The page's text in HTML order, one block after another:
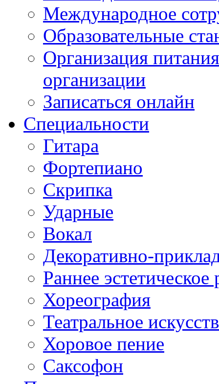
Международное
Образовательные
Организация
организации
Записаться онлайн
Специальности
Гитара
Фортепиано
Скрипка
Ударные
Вокал
Декоративно-
Раннее эстетическое
Хореография
Театральное
Хоровое пение
Саксофон